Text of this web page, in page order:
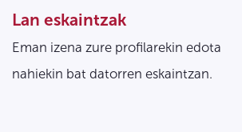
Lan eskaintzak
Eman izena zure profilarekin edota
nahiekin bat datorren eskaintzan.